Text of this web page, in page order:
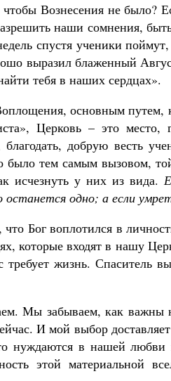
Вознесения не было?
наши сомнения,
спустя ученики
выразил блаженный
тебя в наших сердцах».
основным путем,
Церковь – это
добрую весть
было тем самым вызовом,
исчезнуть у них из вида.
останется одно; а если
что Бог воплотился в
которые входят в нашу
требует жизнь. Спаситель
Мы забываем, как
И мой выбор
нуждаются в нашей
этой материальной